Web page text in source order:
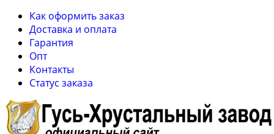
Как оформить заказ
Доставка и оплата
Гарантия
Опт
Контакты
Cтатус заказа